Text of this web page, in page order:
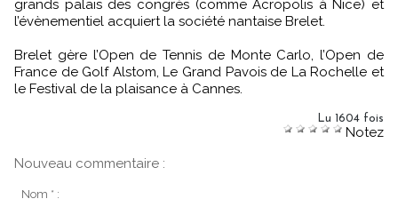
grands palais des congrès (comme Acropolis à Nice) et
l’évènementiel acquiert la société nantaise Brelet.
Brelet gère l’Open de Tennis de Monte Carlo, l’Open de
France de Golf Alstom, Le Grand Pavois de La Rochelle et
le Festival de la plaisance à Cannes.
Lu 1604 fois
Notez
Nouveau commentaire :
Nom * :